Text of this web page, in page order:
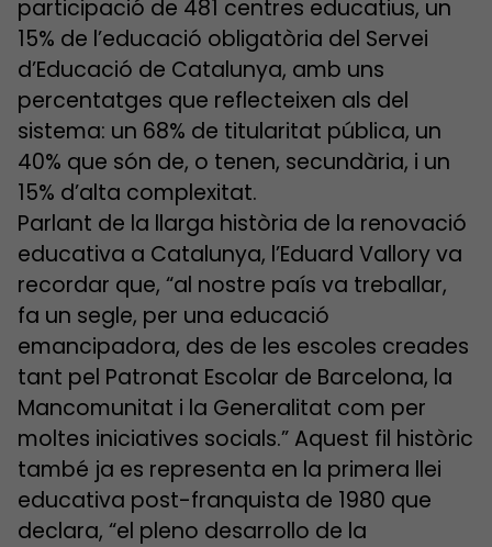
participació de 481 centres educatius, un
15% de l’educació obligatòria del Servei
d’Educació de Catalunya, amb uns
percentatges que reflecteixen als del
sistema: un 68% de titularitat pública, un
40% que són de, o tenen, secundària, i un
15% d’alta complexitat.
Parlant de la llarga història de la renovació
educativa a Catalunya, l’Eduard Vallory va
recordar que, “al nostre país va treballar,
fa un segle, per una educació
emancipadora, des de les escoles creades
tant pel Patronat Escolar de Barcelona, la
Mancomunitat i la Generalitat com per
moltes iniciatives socials.” Aquest fil històric
també ja es representa en la primera llei
educativa post-franquista de 1980 que
declara, “el pleno desarrollo de la